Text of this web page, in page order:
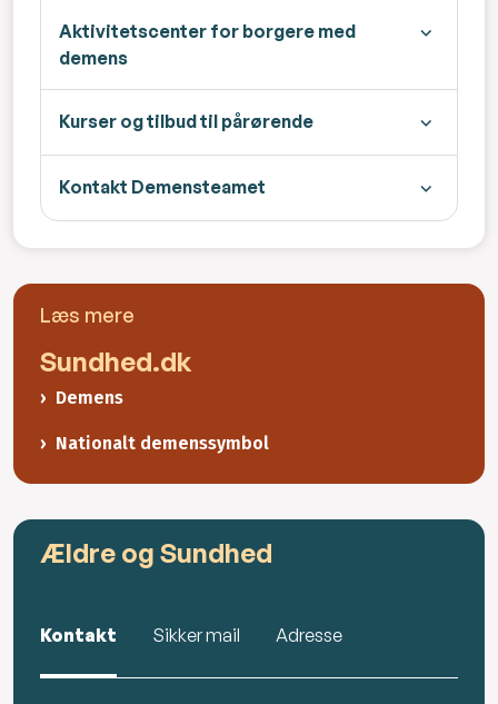
Aktivitetscenter for borgere med
demens
Kurser og tilbud til pårørende
Kontakt Demensteamet
Læs mere
Sundhed.dk
Demens
Nationalt demenssymbol
Ældre og Sundhed
Kontakt Sikker mail Adresse